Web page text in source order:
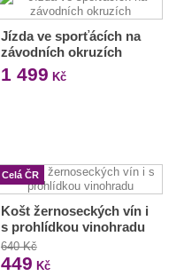
Jízda ve sporťácích na
závodních okruzích
1 499 Kč
Celá ČR
Košt žernoseckých vín i
s prohlídkou vinohradu
640 Kč
449 Kč